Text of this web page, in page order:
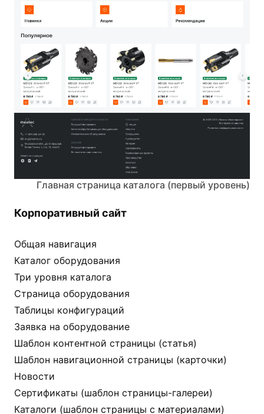
Главная страница каталога (первый уровень)
Корпоративный сайт
Общая навигация
Каталог оборудования
Три уровня каталога
Страница оборудования
Таблицы конфигураций
Заявка на оборудование
Шаблон контентной страницы (статья)
Шаблон навигационной страницы (карточки)
Новости
Сертификаты (шаблон страницы-галереи)
Каталоги (шаблон страницы с материалами)